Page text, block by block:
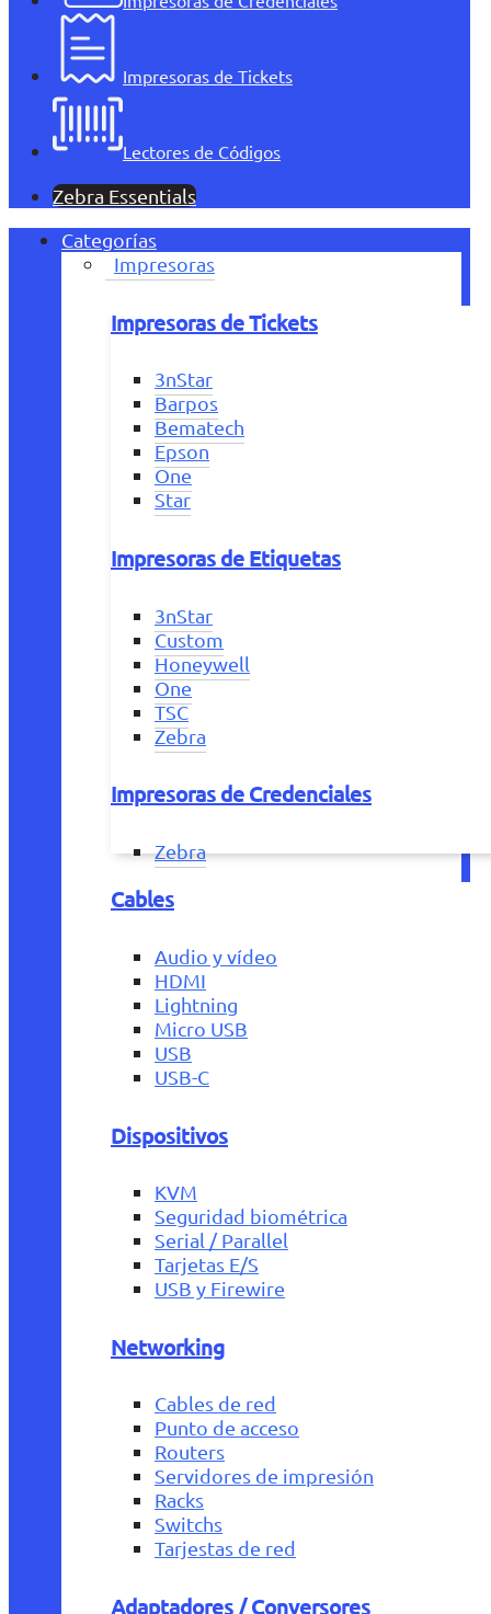
Impresoras de Tickets
Lectores de Códigos
Zebra Essentials
Categorías
Impresoras
Impresoras de Tickets
3nStar
Barpos
Bematech
Epson
One
Star
Impresoras de Etiquetas
3nStar
Custom
Honeywell
One
TSC
Zebra
Impresoras de Credenciales
Zebra
Cables
Audio y vídeo
HDMI
Lightning
Micro USB
USB
USB-C
Dispositivos
KVM
Seguridad biométrica
Serial / Parallel
Tarjetas E/S
USB y Firewire
Networking
Cables de red
Punto de acceso
Routers
Servidores de impresión
Racks
Switchs
Tarjestas de red
Adaptadores / Conversores